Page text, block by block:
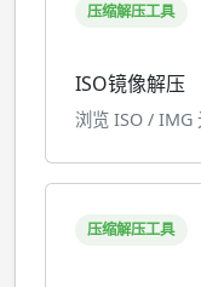
压缩解压工具
ISO镜像解压
浏览 ISO / IMG
压缩解压工具